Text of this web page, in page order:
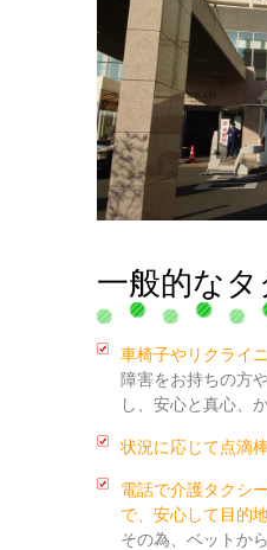
一般的な
車椅子やリクライ
障害をお持ちの方
し、安心と真心、
状況に応じて点滴
電話で介護タクシ
で、安心して目的
その為、ベットか